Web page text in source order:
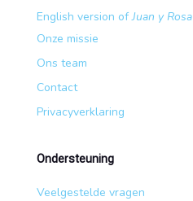
English version ofJuan y Rosa
Onze missie
Ons team
Contact
Privacyverklaring
Ondersteuning
Veelgestelde vragen